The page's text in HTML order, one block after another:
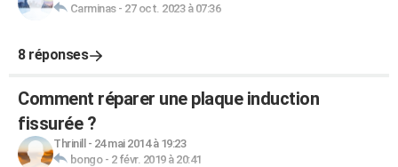
Carminas- 27 oct. 2023 à 07:36
8 réponses
Comment réparer une plaque induction
fissurée ?
Thrinill - 24 mai 2014 à 19:23
bongo- 2 févr. 2019 à 20:41